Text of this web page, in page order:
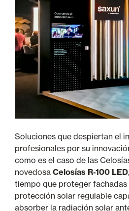
Soluciones que despiertan el
profesionales por su
como es el caso de las
novedosa Celosías R-100 LED
tiempo que proteger fachadas
protección solar regulable
absorber la radiación solar